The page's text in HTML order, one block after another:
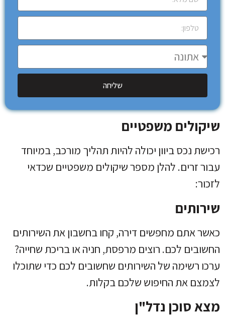
שליחה
שיקולים משפטיים
רכישת נכס ביוון יכולה להיות תהליך מורכב, במיוחד
עבור זרים. להלן מספר שיקולים משפטיים שכדאי
לזכור:
שירותים
כאשר אתם מחפשים דירה, קחו בחשבון את השירותים
החשובים לכם. רוצים מרפסת, חניה או בריכת שחייה?
ערכו רשימה של השירותים שחשובים לכם כדי שתוכלו
לצמצם את החיפוש שלכם בקלות.
מצא סוכן נדל"ן